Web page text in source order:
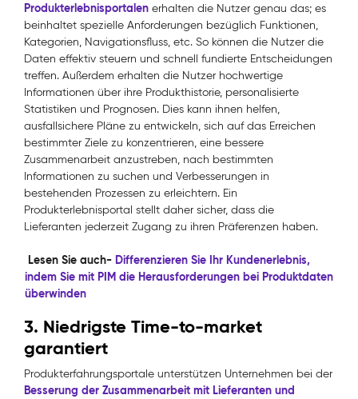
Produkterlebnisportalen erhalten die Nutzer genau das; es
beinhaltet spezielle Anforderungen bezüglich Funktionen,
Kategorien, Navigationsfluss, etc. So können die Nutzer die
Daten effektiv steuern und schnell fundierte Entscheidungen
treffen. Außerdem erhalten die Nutzer hochwertige
Informationen über ihre Produkthistorie, personalisierte
Statistiken und Prognosen. Dies kann ihnen helfen,
ausfallsichere Pläne zu entwickeln, sich auf das Erreichen
bestimmter Ziele zu konzentrieren, eine bessere
Zusammenarbeit anzustreben, nach bestimmten
Informationen zu suchen und Verbesserungen in
bestehenden Prozessen zu erleichtern. Ein
Produkterlebnisportal stellt daher sicher, dass die
Lieferanten jederzeit Zugang zu ihren Präferenzen haben.
Lesen Sie auch- Differenzieren Sie Ihr Kundenerlebnis,
indem Sie mit PIM die Herausforderungen bei Produktdaten
überwinden
3. Niedrigste Time-to-market
garantiert
Produkterfahrungsportale unterstützen Unternehmen bei der
Besserung der Zusammenarbeit mit Lieferanten und